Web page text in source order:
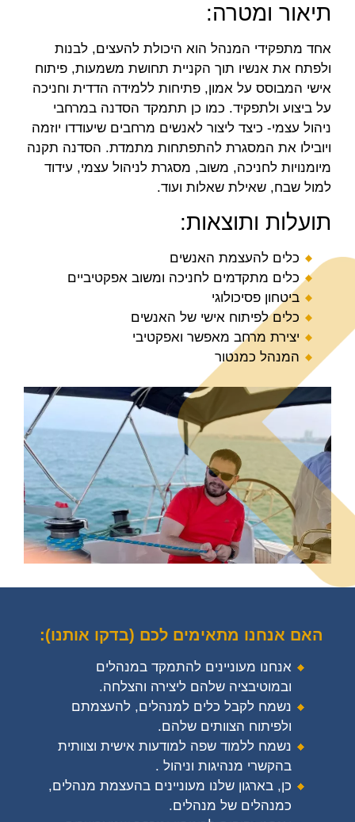
תיאור ומטרה:
אחד מתפקידי המנהל הוא היכולת להעצים, לבנות
ולפתח את אנשיו תוך הקניית תחושת משמעות, פיתוח
אישי המבוסס על אמון, פתיחות ללמידה הדדית וחניכה
על ביצוע ולתפקיד. כמו כן תתמקד הסדנה במרחבי
ניהול עצמי- כיצד ליצור לאנשים מרחבים שיעודדו יוזמה
ויובילו את המסגרת להתפתחות מתמדת. הסדנה תקנה
מיומנויות לחניכה, משוב, מסגרת לניהול עצמי, עידוד
למול שבח, שאילת שאלות ועוד.
תועלות ותוצאות:
כלים להעצמת האנשים
כלים מתקדמים לחניכה ומשוב אפקטיביים
ביטחון פסיכולוגי
כלים לפיתוח אישי של האנשים
יצירת מרחב מאפשר ואפקטיבי
המנהל כמנטור
האם אנחנו מתאימים לכם (בדקו אותנו):
אנחנו מעוניינים להתמקד במנהלים
ובמוטיבציה שלהם ליצירה והצלחה.
נשמח לקבל כלים למנהלים, להעצמתם
ולפיתוח הצוותים שלהם.
נשמח ללמוד שפה למודעות אישית וצוותית
בהקשרי מנהיגות וניהול .
כן, בארגון שלנו מעוניינים בהעצמת מנהלים,
כמנהלים של מנהלים.